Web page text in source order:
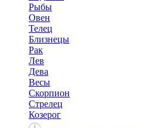
Рыбы
Овен
Телец
Близнецы
Рак
Лев
Дева
Весы
Скорпион
Стрелец
Козерог